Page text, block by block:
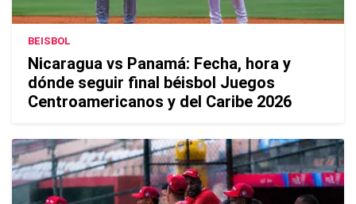
BEISBOL
Nicaragua vs Panamá: Fecha, hora y
dónde seguir final béisbol Juegos
Centroamericanos y del Caribe 2026